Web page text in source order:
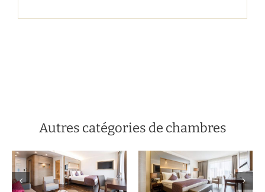
Autres catégories de chambres
Chambre
Deluxe vue
luxe dans le
style